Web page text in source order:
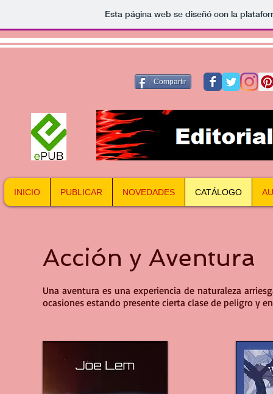
Esta página web se diseñó con la
Compartir
INICIO PUBLICAR NOVEDADES CATÁLOGO
Acción y Aventura
Una aventura es una experiencia de naturaleza
ocasiones estando presente cierta clase de peligro y